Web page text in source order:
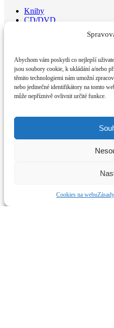
Abychom vám poskytli co nejlepší
jsou soubory cookie, k ukládání a/nebo
těmito technologiemi nám umožní
nebo jedinečné identifikátory na tomto
může nepříznivě ovlivnit určité funkce.
Cookies na webu
Knihy
CD/DVD
Dianetické centrum Brno z.s.
Optátova 175/2,
Brno 637 00
E-mail:email@dianetika-brno.cz
Klepnutím přijměte marketingové